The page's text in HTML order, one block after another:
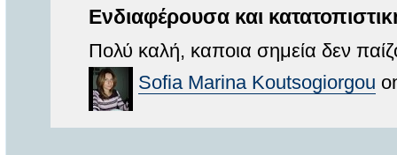
Ενδιαφέρουσα και
Πολύ καλή, καποια σημεία δεν
Sofia Marina Koutsogiorgou